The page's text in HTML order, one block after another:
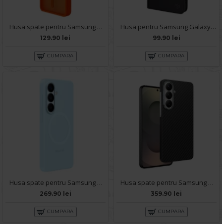
Husa spate pentru Samsung Galaxy S26 Matte Case Magsafe - Semitransparent/Orange
129.90 lei
CUMPARA
Husa pentru Samsung Galaxy S26 Techsuit Case X-Power - Negru
99.90 lei
CUMPARA
Husa spate pentru Samsung Galaxy S26 Silicon Magnet Case - Sky Blue
269.90 lei
CUMPARA
Husa spate pentru Samsung Galaxy S26 Keephone Kevilar Magsafe - Negru
359.90 lei
CUMPARA